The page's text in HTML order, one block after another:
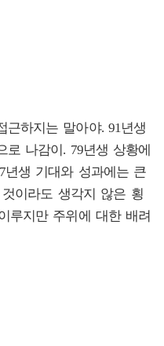
근하지는 말아야. 91년생
나감이. 79년생 상황에
년생 기대와 성과에는 큰
이라도 생각지 않은 횡
루지만 주위에 대한 배려